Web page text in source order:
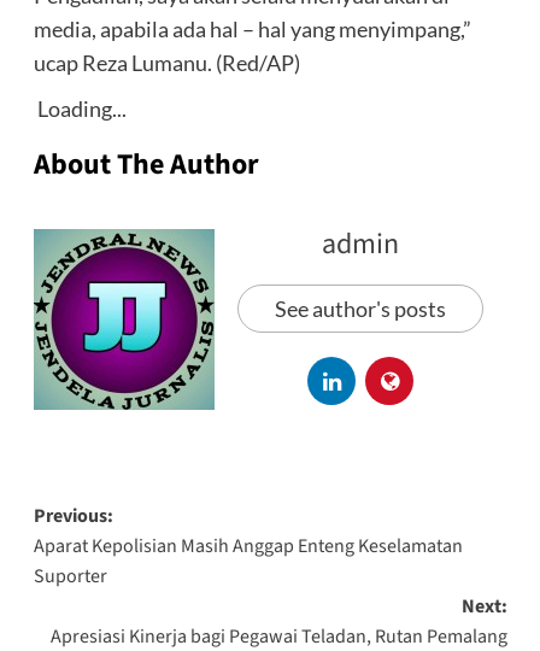
media, apabila ada hal – hal yang menyimpang,”
ucap Reza Lumanu. (Red/AP)
Loading...
About The Author
admin
See author's posts
Previous:
Aparat Kepolisian Masih Anggap Enteng Keselamatan
Suporter
Next:
Apresiasi Kinerja bagi Pegawai Teladan, Rutan Pemalang